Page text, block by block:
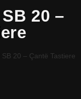
20 –
SB 20 – Çantë Tastiere